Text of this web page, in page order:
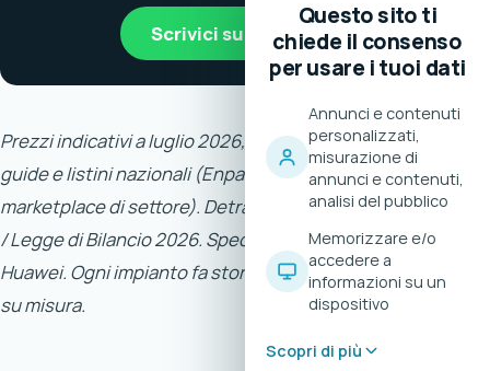
Scrivici su WhatsApp
Prezzi indicativi a luglio 2026, IVA 10% inclusa, elaborati da
guide e listini nazionali (Enpal, Otovo, Selectra, Mr Kilowatt,
marketplace di settore). Detrazioni: Agenzia delle Entrate
/ Legge di Bilancio 2026. Specifiche e garanzie: Tesla e
Huawei. Ogni impianto fa storia a sé: chiedici un preventivo
su misura.
Questo sito ti
chiede il consenso
per usare i tuoi dati
Annunci e contenuti
personalizzati,
misurazione di
annunci e contenuti,
analisi del pubblico
Memorizzare e/o
accedere a
informazioni su un
dispositivo
Scopri di più